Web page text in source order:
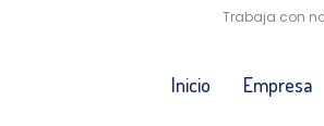
Trabaja con
Inicio Empresa